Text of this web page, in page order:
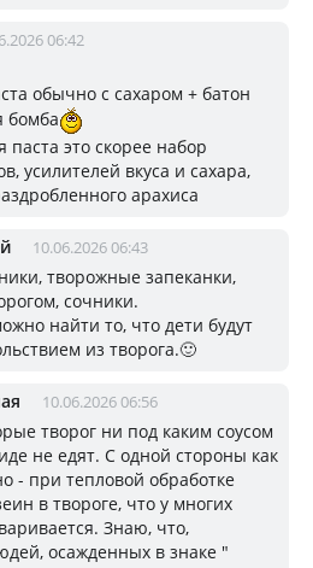
06:42
обычно с сахаром + батон
бомба
это скорее набор
усилителей вкуса и сахара,
арахиса
10.06.2026 06:43
творожные запеканки,
сочники.
найти то, что дети будут
из творога.🙂
10.06.2026 06:56
творог ни под каким соусом
не едят. С одной стороны как
- при тепловой обработке
в твороге, что у многих
Знаю, что,
осажденных в знаке "